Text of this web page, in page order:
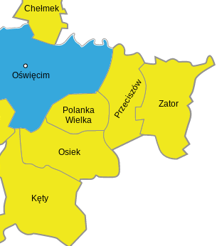
Oświęcim
Chełmek
Osiek
Kęty
Polanka
Wielka
Zator
Przeciszów